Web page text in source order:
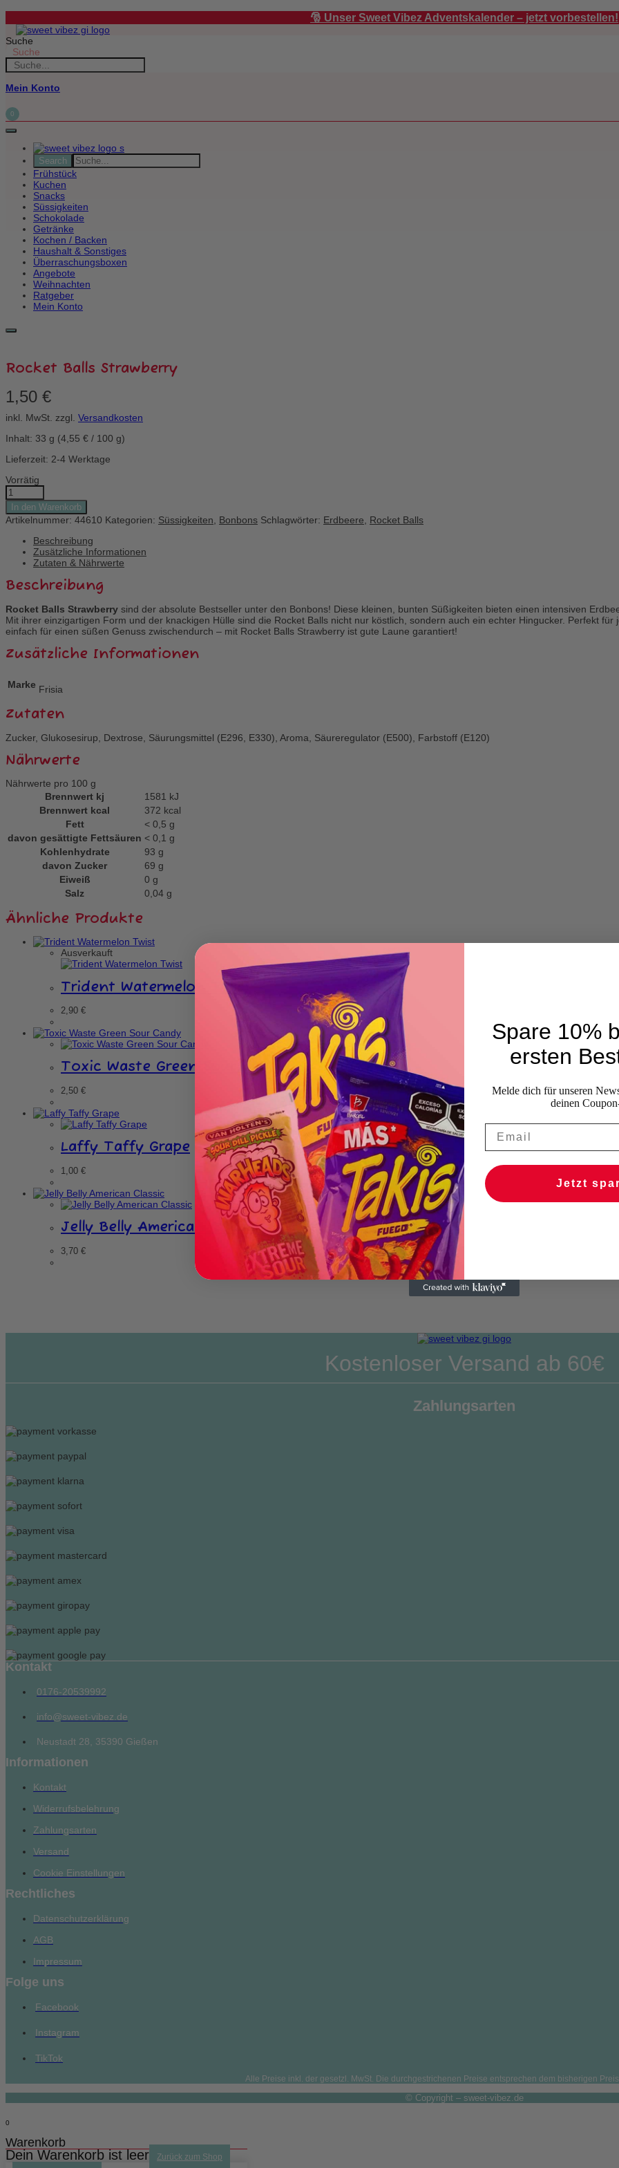
Inhalt
springen
🎅 Unser Sweet Vibez Adventskalender – jetzt vorbestellen!
Suche
Suche
Mein Konto
0
Frühstück
Kuchen
Snacks
Süssigkeiten
Schokolade
Getränke
Kochen / Backen
Haushalt & Sonstiges
Überraschungsboxen
Angebote
Weihnachten
Ratgeber
Mein Konto
Rocket Balls Strawberry
1,50 €
inkl. MwSt. zzgl. Versandkosten
Inhalt: 33 g (4,55 € / 100 g)
Lieferzeit: 2-4 Werktage
Vorrätig
Rocket
Balls
Strawberry
Menge
In den Warenkorb
Artikelnummer: 44610 Kategorien: Süssigkeiten Bonbons Schlagwörter: Erdbeere
Rocket Balls
Beschreibung
Zusätzliche Informationen
Zutaten & Nährwerte
Beschreibung
Rocket Balls Strawberry sind der absolute Bestseller unter den Bonbons! Diese kleinen, bunten Süßigkeiten bieten einen intensiven
Mit ihrer einzigartigen Form und der knackigen Hülle sind die Rocket Balls nicht nur köstlich, sondern auch ein echter Hingucker. Perfekt
einfach für einen süßen Genuss zwischendurch – mit Rocket Balls Strawberry ist gute Laune garantiert!
Zusätzliche Informationen
Marke Frisia
Zutaten
Zucker, Glukosesirup, Dextrose, Säurungsmittel (E296, E330), Aroma, Säureregulator (E500), Farbstoff (E120)
Nährwerte
Nährwerte pro 100 g
Brennwert kj
1581 kJ
Brennwert kcal
372 kcal
Fett
< 0,5 g
davon gesättigte Fettsäuren < 0,1 g
Kohlenhydrate
93 g
davon Zucker 69 g
Eiweiß
0 g
Salz
0,04 g
Ähnliche Produkte
Ausverkauft
Trident Watermelon Twist
2,90 €
Toxic Waste Green Sour Candy
2,50 €
Laffy Taffy Grape
1,00 €
Jelly Belly American Classic
3,70 €
Kostenloser Versand ab 60€
Zahlungsarten
Kontakt
0176-20539992
info@sweet-vibez.de
Neustadt 28, 35390 Gießen
Informationen
Kontakt
Widerrufsbelehrung
Zahlungsarten
Versand
Cookie Einstellungen
Rechtliches
Datenschutzerklärung
AGB
Impressum
Folge uns
Facebook
Instagram
TikTok
Alle Preise inkl. der gesetzl. MwSt. Die durchgestrichenen Preise entsprechen dem bisherigen
© Copyright – sweet-vibez.de
0
Warenkorb
Dein Warenkorb ist leer Zurück zum Shop
Spare 10%
ersten
Melde dich für unseren
deinen
Jetzt